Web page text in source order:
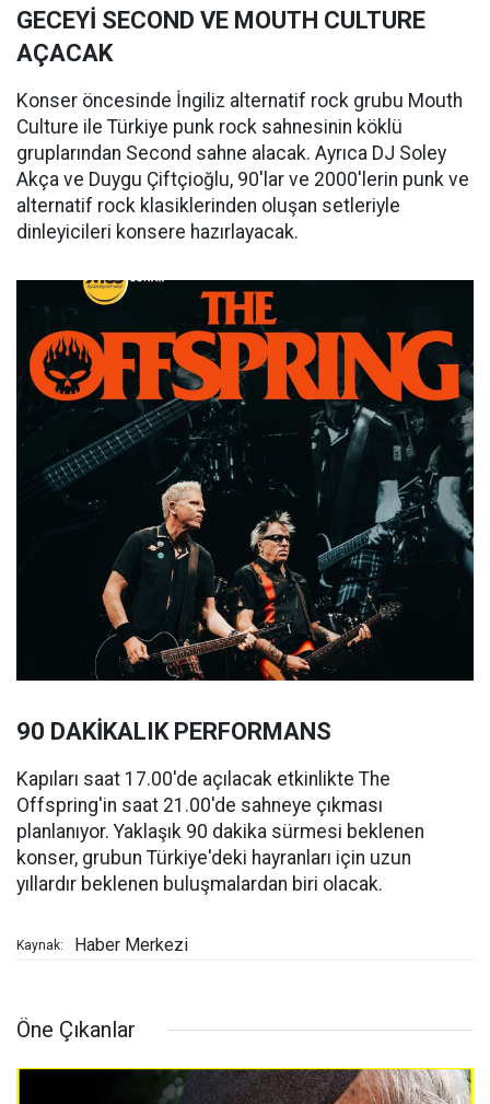
GECEYİ SECOND VE MOUTH CULTURE
AÇACAK
Konser öncesinde İngiliz alternatif rock grubu Mouth
Culture ile Türkiye punk rock sahnesinin köklü
gruplarından Second sahne alacak. Ayrıca DJ Soley
Akça ve Duygu Çiftçioğlu, 90'lar ve 2000'lerin punk ve
alternatif rock klasiklerinden oluşan setleriyle
dinleyicileri konsere hazırlayacak.
90 DAKİKALIK PERFORMANS
Kapıları saat 17.00'de açılacak etkinlikte The
Offspring'in saat 21.00'de sahneye çıkması
planlanıyor. Yaklaşık 90 dakika sürmesi beklenen
konser, grubun Türkiye'deki hayranları için uzun
yıllardır beklenen buluşmalardan biri olacak.
Kaynak: Haber Merkezi
Öne Çıkanlar